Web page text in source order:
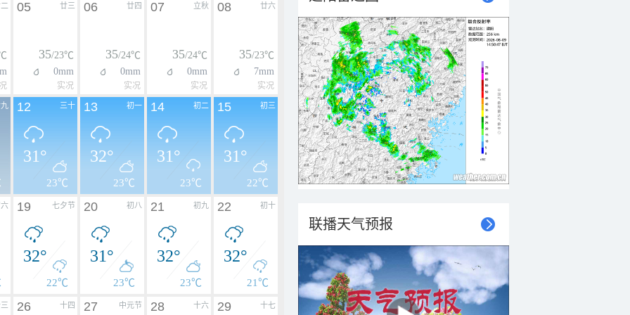
廿三
05
35/23℃
0mm
实况
廿四
06
35/24℃
0mm
实况
立秋
07
35/24℃
0mm
实况
廿六
08
35/23℃
7mm
实况
三十
12
31°
23℃
初一
13
32°
23℃
初二
14
31°
23℃
初三
15
31°
22℃
七夕节
19
32°
22℃
初八
20
31°
23℃
初九
21
32°
23℃
初十
22
32°
21℃
十四
26 中元节
27 十六
28 十七
29
联播天气预报